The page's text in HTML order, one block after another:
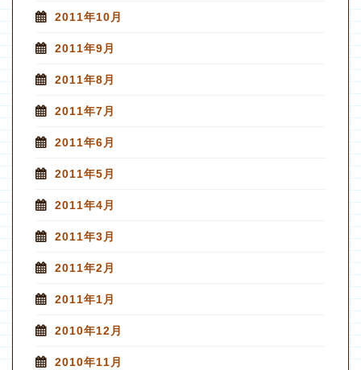
2011年10月
2011年9月
2011年8月
2011年7月
2011年6月
2011年5月
2011年4月
2011年3月
2011年2月
2011年1月
2010年12月
2010年11月